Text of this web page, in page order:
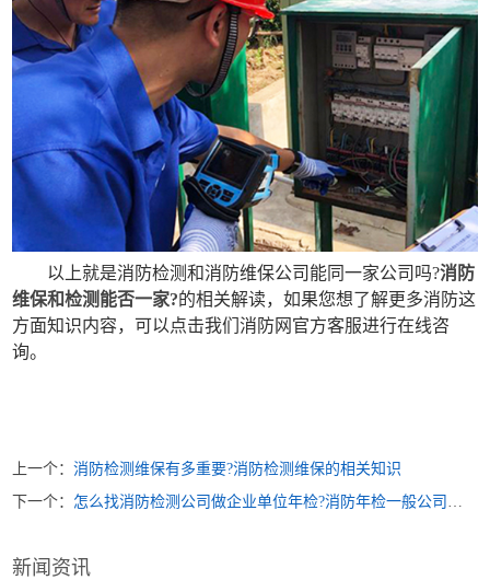
以上就是消防检测和消防维保公司能同一家公司吗?消防
维保和检测能否一家?的相关解读，如果您想了解更多消防这
方面知识内容，可以点击我们消防网官方客服进行在线咨
询。
上一个：消防检测维保有多重要?消防检测维保的相关知识
下一个： 怎么找消防检测公司做企业单位年检?消防年检一般公司什么部门负责
新闻资讯